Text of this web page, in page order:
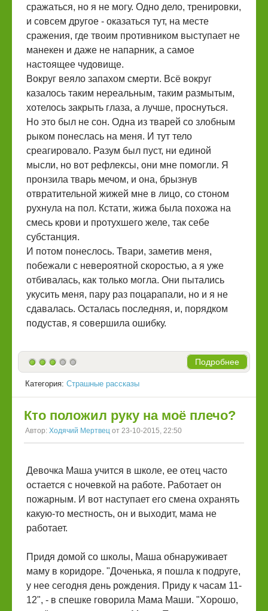
сражаться, но я не могу. Одно дело, тренировки,
и совсем другое - оказаться тут, на месте
сражения, где твоим противником выступает не
манекен и даже не напарник, а самое
настоящее чудовище.
Вокруг веяло запахом смерти. Всё вокруг
казалось таким нереальным, таким размытым,
хотелось закрыть глаза, а лучше, проснуться.
Но это был не сон. Одна из тварей со злобным
рыком понеслась на меня. И тут тело
среагировало. Разум был пуст, ни единой
мысли, но вот рефлексы, они мне помогли. Я
пронзила тварь мечом, и она, брызнув
отвратительной жижей мне в лицо, со стоном
рухнула на пол. Кстати, жижа была похожа на
смесь крови и протухшего желе, так себе
субстанция.
И потом понеслось. Твари, заметив меня,
побежали с невероятной скоростью, а я уже
отбивалась, как только могла. Они пытались
укусить меня, пару раз поцарапали, но и я не
сдавалась. Осталась последняя, и, порядком
подустав, я совершила ошибку.
Подробнее
Категория: Страшные рассказы
Кто положил руку на моё плечо?
Автор: Ходячий Мертвец от 23-10-2015, 22:50
Девочка Маша учится в школе, ее отец часто
остается с ночевкой на работе. Работает он
пожарным. И вот наступает его смена охранять
какую-то местность, он и выходит, мама не
работает.
Придя домой со школы, Маша обнаруживает
маму в коридоре. "Доченька, я пошла к подруге,
у нее сегодня день рождения. Приду к часам 11-
12", - в спешке говорила Мама Маши. "Хорошо,